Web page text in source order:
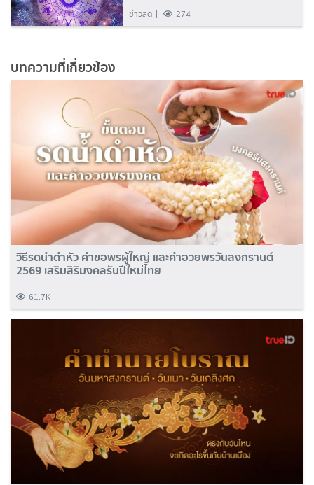
ข่าวสด 274
บทความที่เกี่ยวข้อง
วิธีรดน้ำดำหัว คำขอพรผู้ใหญ่ และคำอวยพรวันสงกรานต์
2569 เสริมสิริมงคลรับปีใหม่ไทย
61.7K